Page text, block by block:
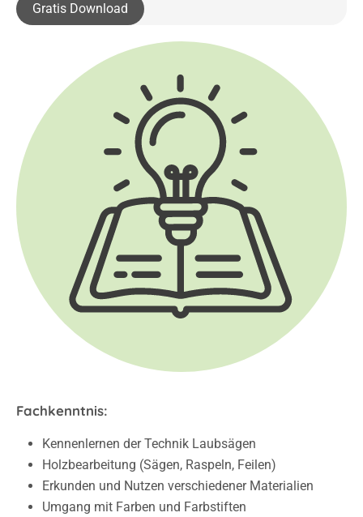
Gratis Download
Fachkenntnis:
Kennenlernen der Technik Laubsägen
Holzbearbeitung (Sägen, Raspeln, Feilen)
Erkunden und Nutzen verschiedener Materialien
Umgang mit Farben und Farbstiften